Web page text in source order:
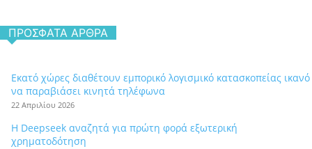
ΠΡΌΣΦΑΤΑ ΆΡΘΡΑ
Εκατό χώρες διαθέτουν εμπορικό λογισμικό κατασκοπείας ικανό
να παραβιάσει κινητά τηλέφωνα
22 Απριλίου 2026
Η Deepseek αναζητά για πρώτη φορά εξωτερική
χρηματοδότηση